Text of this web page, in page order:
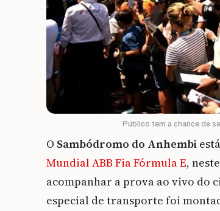
Público tem a chance de
O Sambódromo do Anhembi
Mundial ABB Fia Fórmula E,
acompanhar a prova ao vivo do
especial de transporte foi